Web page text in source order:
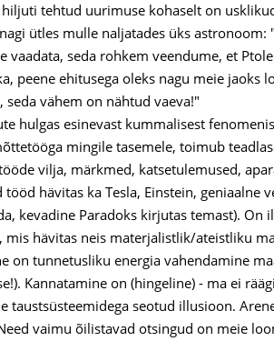
tehtud uurimuse kohaselt on
ütles mulle naljatades üks
seda rohkem veendume, et
peene ehitusega oleks nagu meie jaoks
vähem on nähtud vaeva!"
hulgas esinevast kummalisest
mingile tasemele, toimub
vilja, märkmed, katsetulemused,
hävitas ka Tesla, Einstein, geniaalne
kevadine Paradoks kirjutas temast). On
hävitas neis materjalistlik/ateistliku
on tunnetusliku energia vahendamine
Kannatamine on (hingeline) - ma ei
taustsüsteemidega seotud illusioon.
vaimu õilistavad otsingud on meie